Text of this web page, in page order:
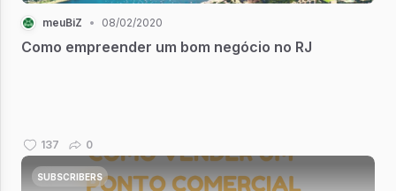
meuBiZ • 08/02/2020
Como empreender um bom negócio no RJ
137 0
SUBSCRIBERS